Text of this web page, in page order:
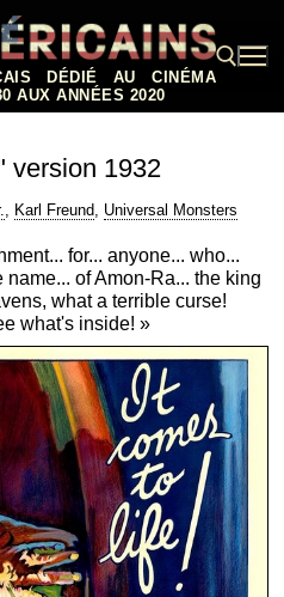
DÉDIÉ AU CINÉMA
AUX ANNÉES 2020
version 1932
, Karl Freund, Universal Monsters
for... anyone... who...
of Amon-Ra... the king
what a terrible curse!
what's inside! »